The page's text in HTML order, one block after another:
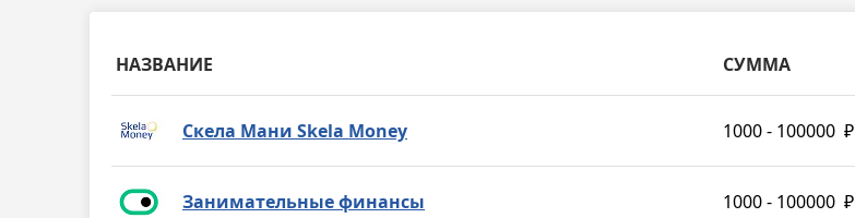
НАЗВАНИЕ СУММА
Скела Мани Skela Money 1000 - 100000 ₽
Занимательные финансы 1000 - 100000 ₽